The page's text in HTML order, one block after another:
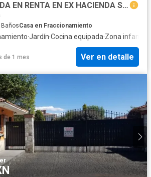
CASA AMUEBLADA EN RENTA EN EX HACIENDA SAN JOSÉ A 10 MINUTOS DEL AEROPUERTO DE TOLUCA, SALIDA RÁPIDA ATLACOMULCO Y CDMX.
BañosCasa en Fraccionamiento
·Jardín·Cocina equipada·Zona infantil
de 1 mes Ver en detalle